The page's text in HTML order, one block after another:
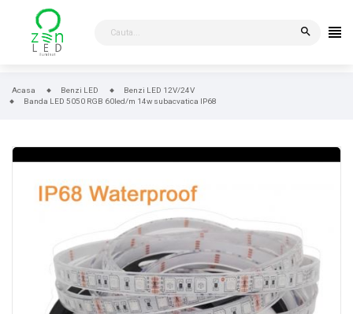
search
Acasa Benzi LED
Benzi LED 12V/24V
Banda LED 5050 RGB 60led/m 14w subacvatica IP68